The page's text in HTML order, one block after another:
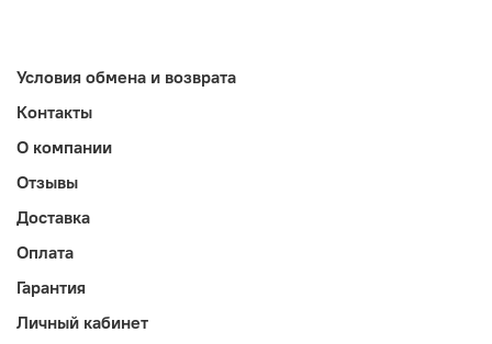
Условия обмена и возврата
Контакты
О компании
Отзывы
Доставка
Оплата
Гарантия
Личный кабинет